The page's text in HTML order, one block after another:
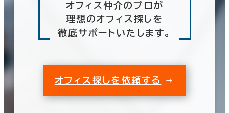
オフィス仲介のプロが
理想のオフィス探しを
徹底サポートいたします。
オフィス探しを依頼する